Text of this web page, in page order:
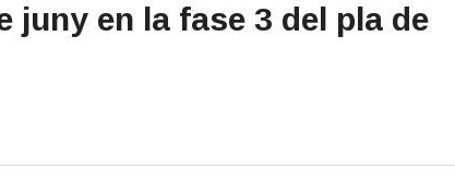
juny en la fase 3 del pla de